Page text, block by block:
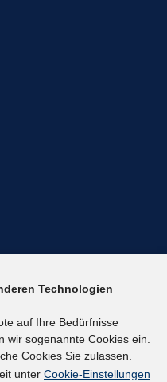
Technologien
auf Ihre Bedürfnisse
wir sogenannte Cookies ein.
Cookies Sie zulassen.
unter Cookie-Einstellungen